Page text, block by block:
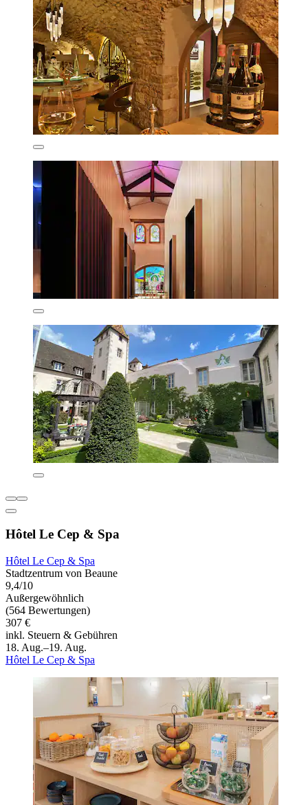
Hôtel Le Cep & Spa
Hôtel Le Cep & Spa
Stadtzentrum von Beaune
9,4/10
Außergewöhnlich
(564 Bewertungen)
307 €
inkl. Steuern & Gebühren
18. Aug.–19. Aug.
Hôtel Le Cep & Spa